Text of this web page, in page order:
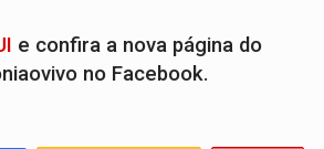
e confira a nova página do
no Facebook.